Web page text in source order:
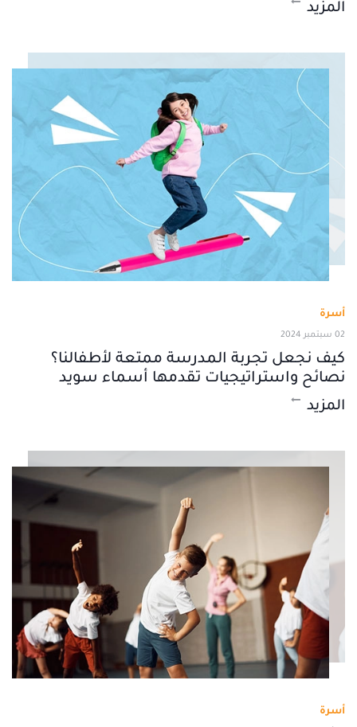
المزيد
أسرة
02 سبتمبر 2024
كيف نجعل تجربة المدرسة ممتعة لأطفالنا؟
نصائح واستراتيجيات تقدمها أسماء سويد
المزيد
أسرة